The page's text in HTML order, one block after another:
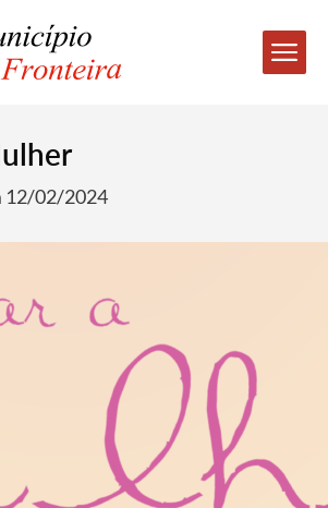
12/02/2024